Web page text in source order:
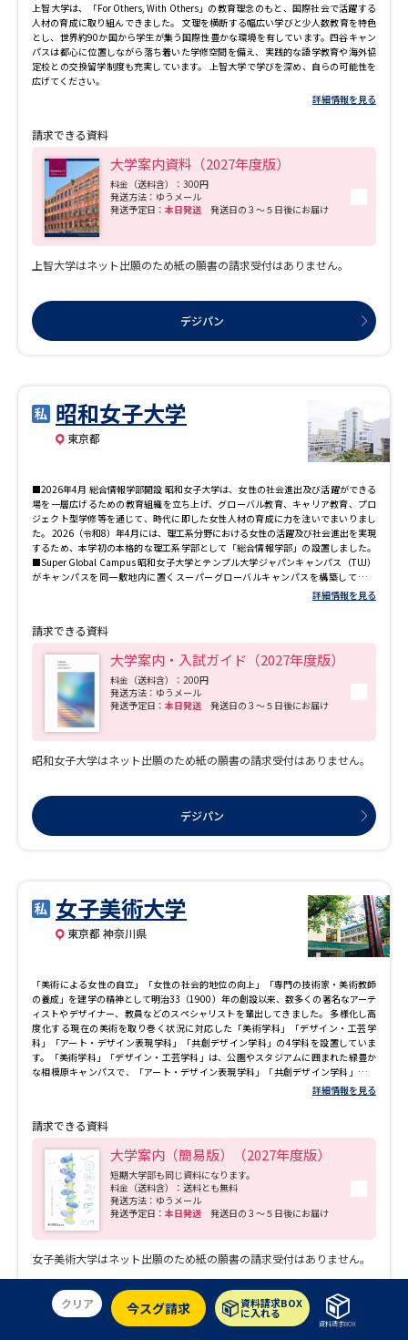
上智大学は、「For Others, With Others」の教育理念のもと、国際社会で活躍する
人材の育成に取り組んできました。 文理を横断する幅広い学びと少人数教育を特色
とし、世界約90か国から学生が集う国際性豊かな環境を有しています。四谷キャン
パスは都心に位置しながら落ち着いた学修空間を備え、実践的な語学教育や海外協
定校との交換留学制度も充実しています。 上智大学で学びを深め、自らの可能性を
広げてください。
詳細情報を見る
請求できる資料
大学案内資料（2027年度版）
料金（送料含）：300円
発送方法：ゆうメール
発送予定日： 本日発送 発送日の３～５日後にお届け
上智大学はネット出願のため紙の願書の請求受付はありません。
デジパン
昭和女子大学
東京都
■2026年4月 総合情報学部開設 昭和女子大学は、女性の社会進出及び活躍ができる
場を一層広げるための教育組織を立ち上げ、グローバル教育、キャリア教育、プロ
ジェクト型学修等を通じて、時代に即した女性人材の育成に力を注いでまいりまし
た。 2026（令和8）年4月には、理工系分野における女性の活躍及び社会進出を実現
するため、本学初の本格的な理工系学部として「総合情報学部」の設置しました。
■Super Global Campus 昭和女子大学とテンプル大学ジャパンキャンパス（TUJ）
がキャンパスを同一敷地内に置くスーパーグローバルキャンパスを構築していま
す。海外に渡航することなく日本にいながら米国大学に留学することができます。
「昭和ボストン」があります。国際学部・ビジネスデザイン学科の学生は、原則と
して全員が留学に参加します。語学力を磨き、文化に対する理解を養うことで、世界
から日本を見つめ直す広い視野を培います。その他の学科の学生も、春期／秋期15
週間のボストンプログラムや、様々な短期プログラムに参加することができます。
また、本学で3年間、協定校で2年間、計5年間学ぶこと本学と協定校の学位が取得で
きるダブルディグリー・プログラムがあります。 ■Project Based Learning 本学で
は、学修の成果を活かして社会とつながることを重視しています。プロジェクトの
中で他の学生や教員と議論し協働することで、専門知識を深めることができます。
学んだ知識を社会で実践し、机上の学問だけでは見えない課題に気づき、大学での
新たな学修につなげることもできます。 プロジェクトには、学生が主体的に取り組
ーマや、地域や企業のニーズに積極的に応えるために生まれたものもあります。学
生は講義や実習だけでは得られない体験を通し、専門知識やスキルを実践的な力に
つなげていきます。 ■Career Design 2024年度卒業生の実就職率は96.0%。実就職
率においては女子大トップクラスで、高い実就職率を維持しています。 学生一人ひ
中心に「ものを書く」ことに特化したライティングサポートなどきめ細かいサポー
ト体制が整っています。また、社会で活躍する女性がメンター（助言者）として約
340名登録し、自分のロールモデルを選んで直接アドバイスを受けることができる社
会人メンター制度を行っています。
詳細情報を見る
請求できる資料
大学案内・入試ガイド（2027年度版）
料金（送料含）：200円
発送方法：ゆうメール
発送予定日： 本日発送 発送日の３～５日後にお届け
昭和女子大学はネット出願のため紙の願書の請求受付はありません。
デジパン
女子美術大学
東京都 神奈川県
「美術による女性の自立」「女性の社会的地位の向上」「専門の技術家・美術教師
の養成」を建学の精神として明治33（1900）年の創設以来、数多くの著名なアーテ
ィストやデザイナー、教員などのスペシャリストを輩出してきました。 多様化し高
度化する現在の美術を取り巻く状況に対応した「美術学科」「デザイン・工芸学
科」「アート・デザイン表現学科」「共創デザイン学科」の4学科を設置していま
す。「美術学科」「デザイン・工芸学科」は、公園やスタジアムに囲まれた緑豊か
な相模原キャンパスで、「アート・デザイン表現学科」「共創デザイン学科」は新
宿まで地下鉄で4駅の都心に近い杉並キャンパスで学んでいます。 各学科の中では異
材を育成しています。
詳細情報を見る
請求できる資料
大学案内（簡易版）（2027年度版）
短期大学部も同じ資料になります。
料金（送料含）：送料とも無料
発送方法：ゆうメール
発送予定日： 本日発送 発送日の３～５日後にお届け
女子美術大学はネット出願のため紙の願書の請求受付はありません。
デジパン
クリア 今スグ請求 資料請求BOX
に入れる
資料請求BOX